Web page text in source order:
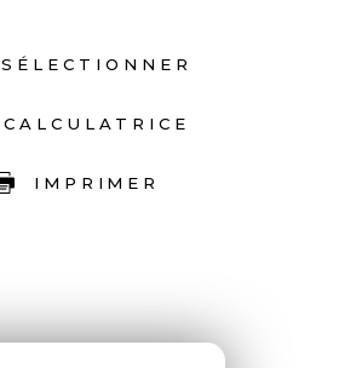
SÉLECTIONNER
CALCULATRICE
IMPRIMER